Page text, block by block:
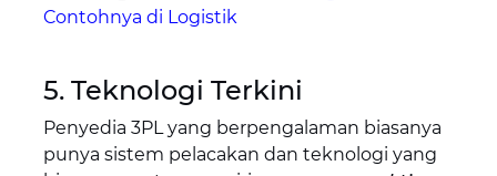
Contohnya di Logistik
5. Teknologi Terkini
Penyedia 3PL yang berpengalaman biasanya
punya sistem pelacakan dan teknologi yang